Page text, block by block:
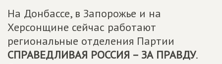
На Донбассе, в Запорожье и на
Херсонщине сейчас работают
региональные отделения Партии
СПРАВЕДЛИВАЯ РОССИЯ – ЗА ПРАВДУ.